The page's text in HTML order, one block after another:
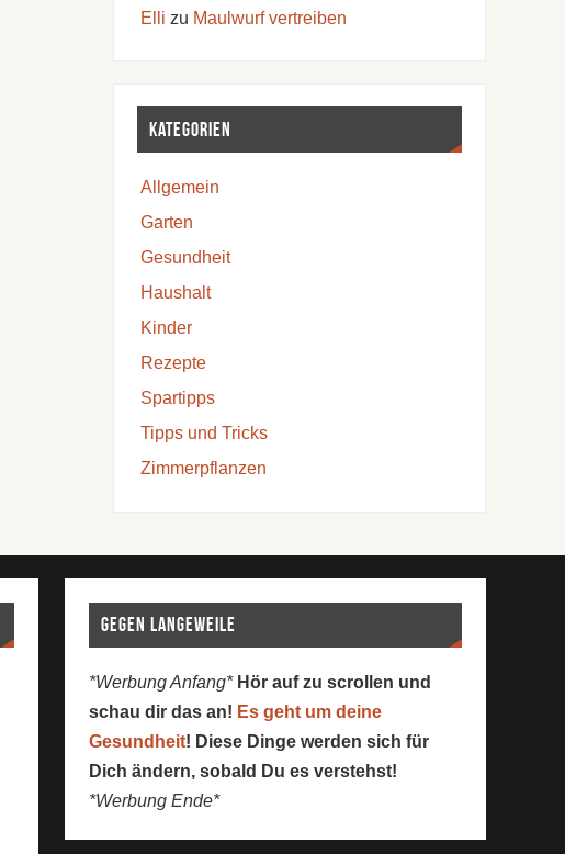
Elli zu Maulwurf vertreiben
Kategorien
Allgemein
Garten
Gesundheit
Haushalt
Kinder
Rezepte
Spartipps
Tipps und Tricks
Zimmerpflanzen
Gegen Langeweile
*Werbung Anfang* Hör auf zu scrollen und
schau dir das an! Es geht um deine
Gesundheit! Diese Dinge werden sich für
Dich ändern, sobald Du es verstehst!
*Werbung Ende*